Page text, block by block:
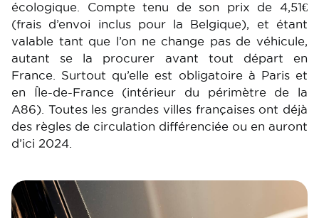
écologique. Compte tenu de son prix de 4,51€
(frais d’envoi inclus pour la Belgique), et étant
valable tant que l’on ne change pas de véhicule,
autant se la procurer avant tout départ en
France. Surtout qu’elle est obligatoire à Paris et
en Île-de-France (intérieur du périmètre de la
A86). Toutes les grandes villes françaises ont déjà
des règles de circulation différenciée ou en auront
d’ici 2024.
Image